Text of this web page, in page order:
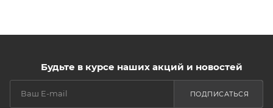
Будьте в курсе наших акций и новостей
ПОДПИСАТЬСЯ